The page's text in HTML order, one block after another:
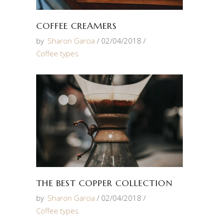
COFFEE CREAMERS
by Sharon Garcia
02/04/2018
Coffee types
THE BEST COPPER COLLECTION
by Sharon Garcia
02/04/2018
Coffee types